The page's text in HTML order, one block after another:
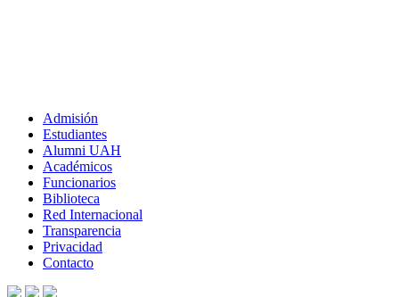
Admisión
Estudiantes
Alumni UAH
Académicos
Funcionarios
Biblioteca
Red Internacional
Transparencia
Privacidad
Contacto